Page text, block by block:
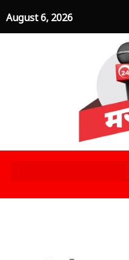
Skip
to
August 6, 2026